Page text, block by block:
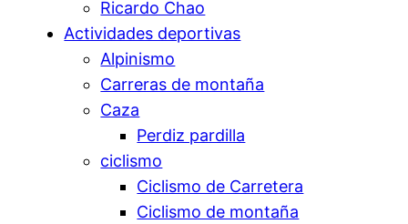
Ricardo Chao
Actividades deportivas
Alpinismo
Carreras de montaña
Caza
Perdiz pardilla
ciclismo
Ciclismo de Carretera
Ciclismo de montaña